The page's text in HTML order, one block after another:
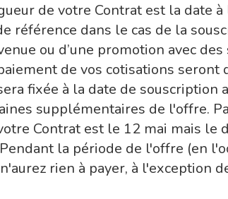
de votre Contrat est la date
référence dans le cas de la
ou d’une promotion avec
de vos cotisations seront
fixée à la date de souscription
supplémentaires de l'offre.
Contrat est le 12 mai mais
la période de l'offre (en
rien à payer, à l'exception